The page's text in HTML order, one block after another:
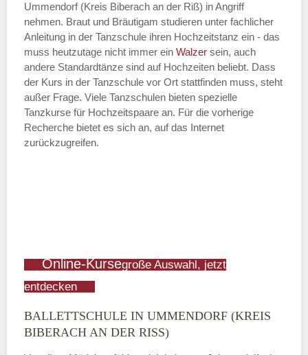
Ummendorf (Kreis Biberach an der Riß) in Angriff
nehmen. Braut und Bräutigam studieren unter fachlicher
Anleitung in der Tanzschule ihren Hochzeitstanz ein - das
muss heutzutage nicht immer ein Walzer sein, auch
andere Standardtänze sind auf Hochzeiten beliebt. Dass
der Kurs in der Tanzschule vor Ort stattfinden muss, steht
außer Frage. Viele Tanzschulen bieten spezielle
Tanzkurse für Hochzeitspaare an. Für die vorherige
Recherche bietet es sich an, auf das Internet
zurückzugreifen.
Online-Kursegroße Auswahl, jetzt
entdecken
BALLETTSCHULE IN UMMENDORF (KREIS
BIBERACH AN DER RISS)